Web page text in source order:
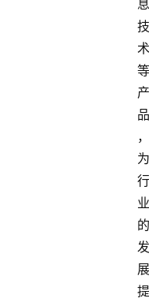
息
技
术
等
产
品
，
为
行
业
的
发
展
提